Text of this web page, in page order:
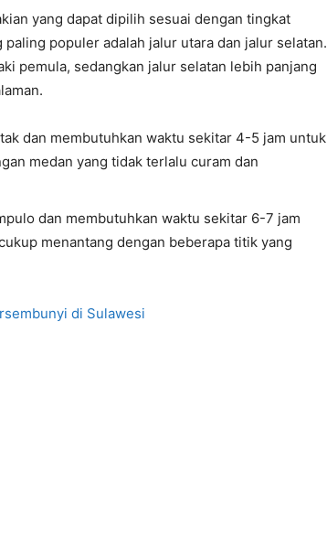
yang dapat dipilih sesuai dengan tingkat
populer adalah jalur utara dan jalur selatan.
pemula, sedangkan jalur selatan lebih panjang
dan membutuhkan waktu sekitar 4-5 jam untuk
medan yang tidak terlalu curam dan
dan membutuhkan waktu sekitar 6-7 jam
menantang dengan beberapa titik yang
di Sulawesi